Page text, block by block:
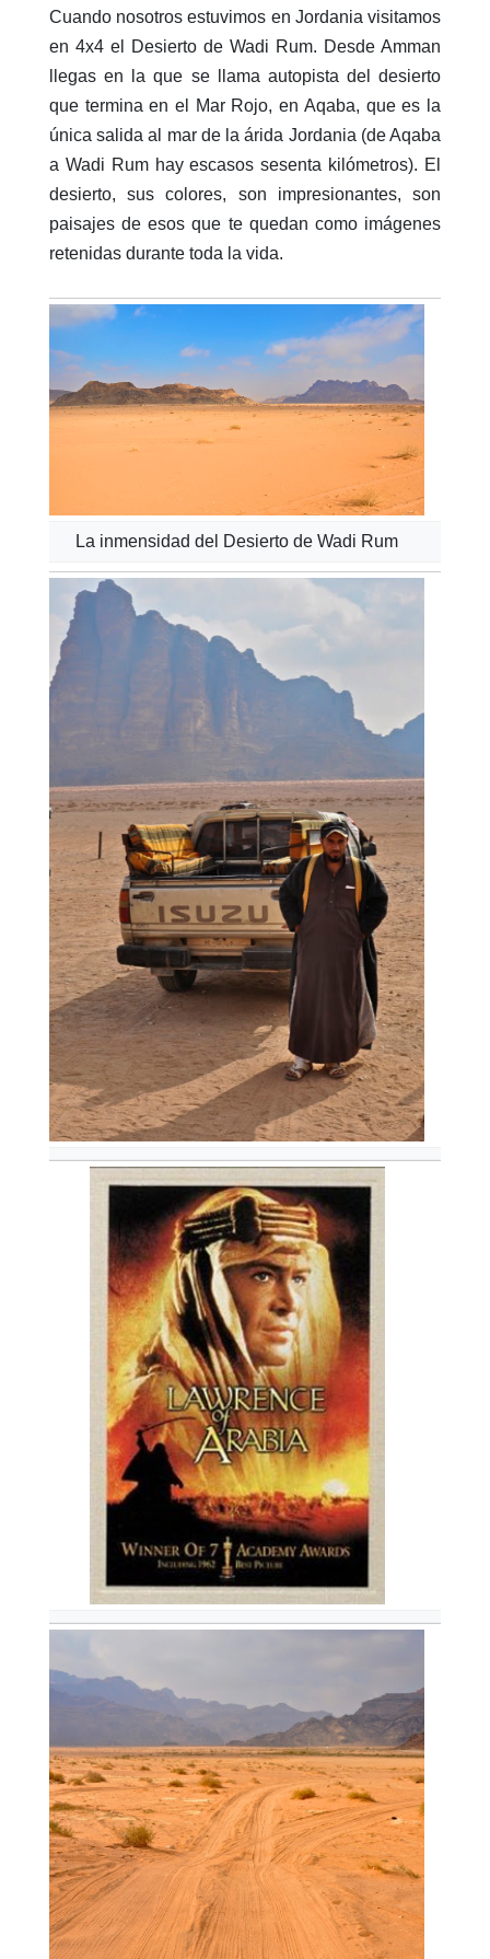
Cuando nosotros estuvimos en Jordania visitamos
en 4x4 el Desierto de Wadi Rum. Desde Amman
llegas en la que se llama autopista del desierto
que termina en el Mar Rojo, en Aqaba, que es la
única salida al mar de la árida Jordania (de Aqaba
a Wadi Rum hay escasos sesenta kilómetros). El
desierto, sus colores, son impresionantes, son
paisajes de esos que te quedan como imágenes
retenidas durante toda la vida.
La inmensidad del Desierto de Wadi Rum